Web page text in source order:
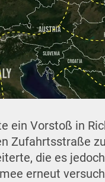
ein Vorstoß in
Zufahrtsstraße
die es
erneut